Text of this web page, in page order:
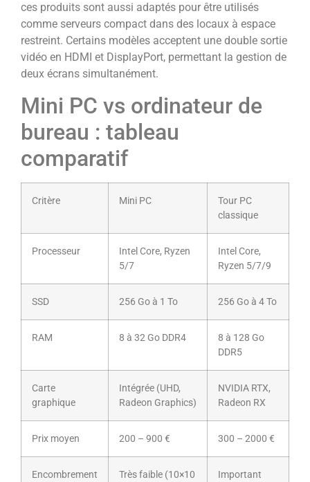
ces produits sont aussi adaptés pour être utilisés
comme serveurs compact dans des locaux à espace
restreint. Certains modèles acceptent une double sortie
vidéo en HDMI et DisplayPort, permettant la gestion de
deux écrans simultanément.
Mini PC vs ordinateur de
bureau : tableau
comparatif
Critère Mini PC
Tour PC
classique
Processeur
Intel Core, Ryzen
5/7
Intel Core,
Ryzen 5/7/9
SSD 256 Go à 1 To 256 Go à 4 To
RAM 8 à 32 Go DDR4
8 à 128 Go
DDR5
Carte
graphique
Intégrée (UHD,
Radeon Graphics)
NVIDIA RTX,
Radeon RX
Prix moyen 200 – 900 € 300 – 2000 €
Encombrement
Très faible (10×10
Important